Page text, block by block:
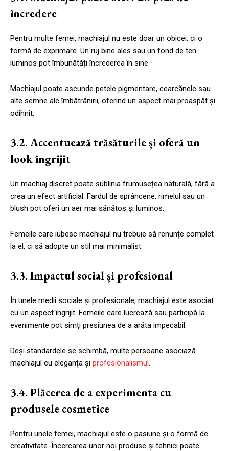
încredere
Pentru multe femei, machiajul nu este doar un obicei, ci o
formă de exprimare. Un ruj bine ales sau un fond de ten
luminos pot îmbunătăți încrederea în sine.
Machiajul poate ascunde petele pigmentare, cearcănele sau
alte semne ale îmbătrânirii, oferind un aspect mai proaspăt și
odihnit.
3.2. Accentuează trăsăturile și oferă un
look îngrijit
Un machiaj discret poate sublinia frumusețea naturală, fără a
crea un efect artificial. Fardul de sprâncene, rimelul sau un
blush pot oferi un aer mai sănătos și luminos.
Femeile care iubesc machiajul nu trebuie să renunțe complet
la el, ci să adopte un stil mai minimalist.
3.3. Impactul social și profesional
În unele medii sociale și profesionale, machiajul este asociat
cu un aspect îngrijit. Femeile care lucrează sau participă la
evenimente pot simți presiunea de a arăta impecabil.
Deși standardele se schimbă, multe persoane asociază
machiajul cu eleganța și profesionalismul.
3.4. Plăcerea de a experimenta cu
produsele cosmetice
Pentru unele femei, machiajul este o pasiune și o formă de
creativitate. Încercarea unor noi produse și tehnici poate